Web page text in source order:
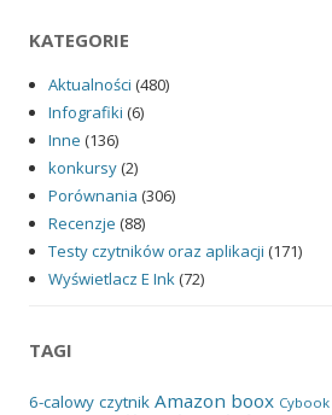
KATEGORIE
Aktualności (480)
Infografiki (6)
Inne (136)
konkursy(2)
Porównania (306)
Recenzje (88)
Testy czytników oraz aplikacji (171)
Wyświetlacz E Ink(72)
TAGI
6-calowy czytnik Amazon boox Cybook